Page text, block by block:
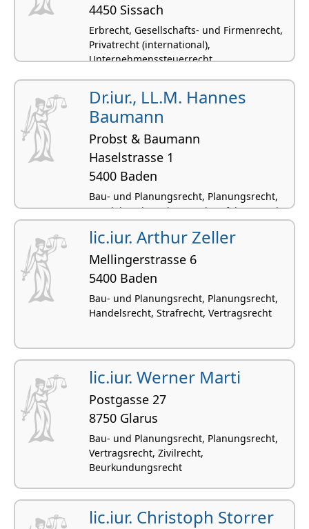
4450 Sissach
Erbrecht, Gesellschafts- und Firmenrecht,
Privatrecht (international),
Unternehmenssteuerrecht,
Dr.iur., LL.M. Hannes
Baumann
Probst & Baumann
Haselstrasse 1
5400 Baden
Bau- und Planungsrecht, Planungsrecht,
Handelsrecht, SchKG und Verfahrensrecht,
Vertragsrecht
lic.iur. Arthur Zeller
Mellingerstrasse 6
5400 Baden
Bau- und Planungsrecht, Planungsrecht,
Handelsrecht, Strafrecht, Vertragsrecht
lic.iur. Werner Marti
Postgasse 27
8750 Glarus
Bau- und Planungsrecht, Planungsrecht,
Vertragsrecht, Zivilrecht,
Beurkundungsrecht
lic.iur. Christoph Storrer